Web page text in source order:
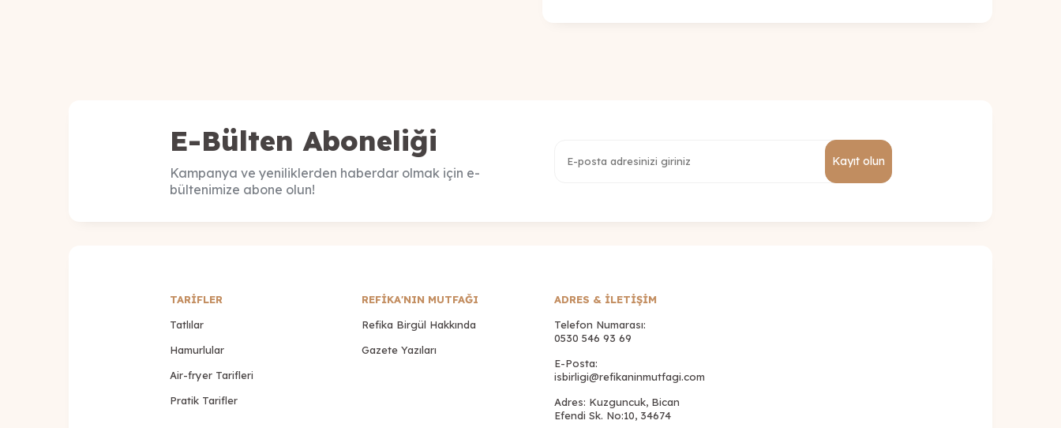
E-Bülten Aboneliği
Kampanya ve yeniliklerden haberdar olmak için e-
bültenimize abone olun!
Kayıt olun
TARİFLER
Tatlılar
Hamurlular
Air-fryer Tarifleri
Pratik Tarifler
REFİKA'NIN MUTFAĞI
Refika Birgül Hakkında
Gazete Yazıları
ADRES & İLETIŞIM
Telefon Numarası:
0530 546 93 69
E-Posta:
isbirligi@refikaninmutfagi.com
Adres: Kuzguncuk, Bican
Efendi Sk. No:10, 34674